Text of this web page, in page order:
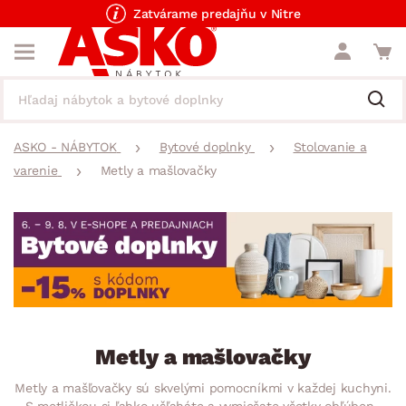
Zatvárame predajňu v Nitre
ASKO - NÁBYTOK Bytové doplnky
Stolovanie a
varenie
Metly a mašlovačky
Metly a mašlovačky
Metly a mašľovačky sú skvelými pomocníkmi v každej kuchyni.